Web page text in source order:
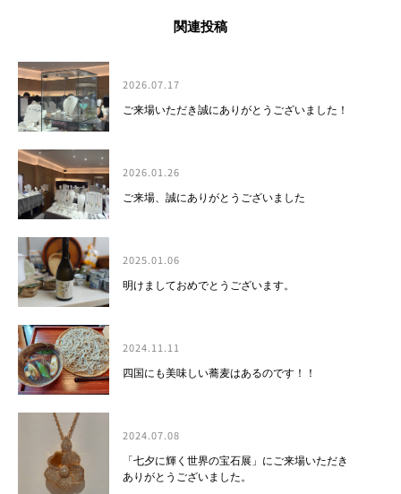
関連投稿
2026.07.17
ご来場いただき誠にありがとうございました！
2026.01.26
ご来場、誠にありがとうございました
2025.01.06
明けましておめでとうございます。
2024.11.11
四国にも美味しい蕎麦はあるのです！！
2024.07.08
「七夕に輝く世界の宝石展」にご来場いただき
ありがとうございました。